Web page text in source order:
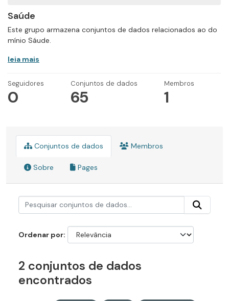
Saúde
Este grupo armazena conjuntos de dados relacionados ao do
mínio Sáude.
leia mais
Seguidores
0
Conjuntos de dados
65
Membros
1
Conjuntos de dados Membros
Sobre Pages
Ordenar por
2 conjuntos de dados
encontrados